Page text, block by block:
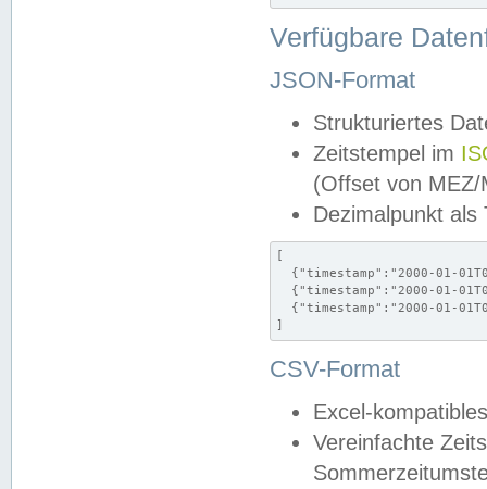
Verfügbare
JSON-Format
Strukturiertes
Zeitstempel im
(Offset von MEZ/
Dezimalpunkt als
[
{"timestamp":"2000-01-
{"timestamp":"2000-01-
{"timestamp":"2000-01-
]
CSV-Format
Excel-
Vereinfachte